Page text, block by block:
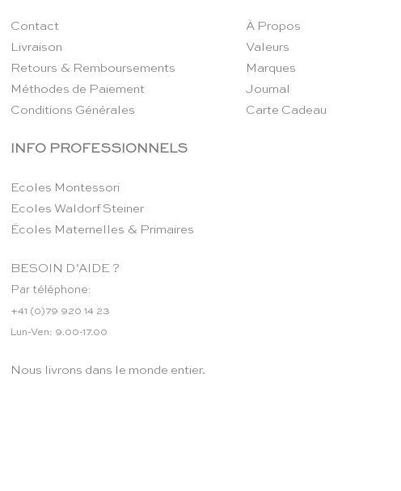
Contact
Livraison
Retours & Remboursements
Méthodes de Paiement
Conditions Générales
INFO PROFESSIONNELS
Ecoles Montessori
Ecoles Waldorf Steiner
Écoles Maternelles & Primaires
BESOIN D’AIDE ?
Par téléphone:
+41 (0)79 920 14 23
Lun-Ven: 9.00-17.00
Nous livrons dans le monde entier.
À Propos
Valeurs
Marques
Journal
Carte Cadeau